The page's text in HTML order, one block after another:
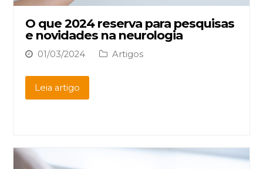
O que 2024 reserva para pesquisas
e novidades na neurologia
01/03/2024 Artigos
Leia artigo